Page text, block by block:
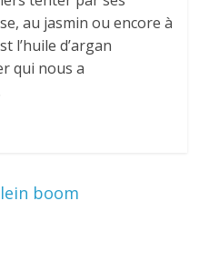
au jasmin ou encore à
l’huile d’argan
qui nous a
boom